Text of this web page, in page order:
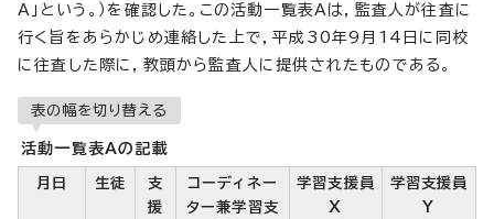
A」という。）を確認した。この活動一覧表Aは，監査人が往査に
行く旨をあらかじめ連絡した上で，平成30年9月14日に同校
に往査した際に，教頭から監査人に提供されたものである。
表の幅を切り替える
活動一覧表Aの記載
月日 生徒
支
援
コーディネー
ター兼学習支
学習支援員
X
学習支援員
Y